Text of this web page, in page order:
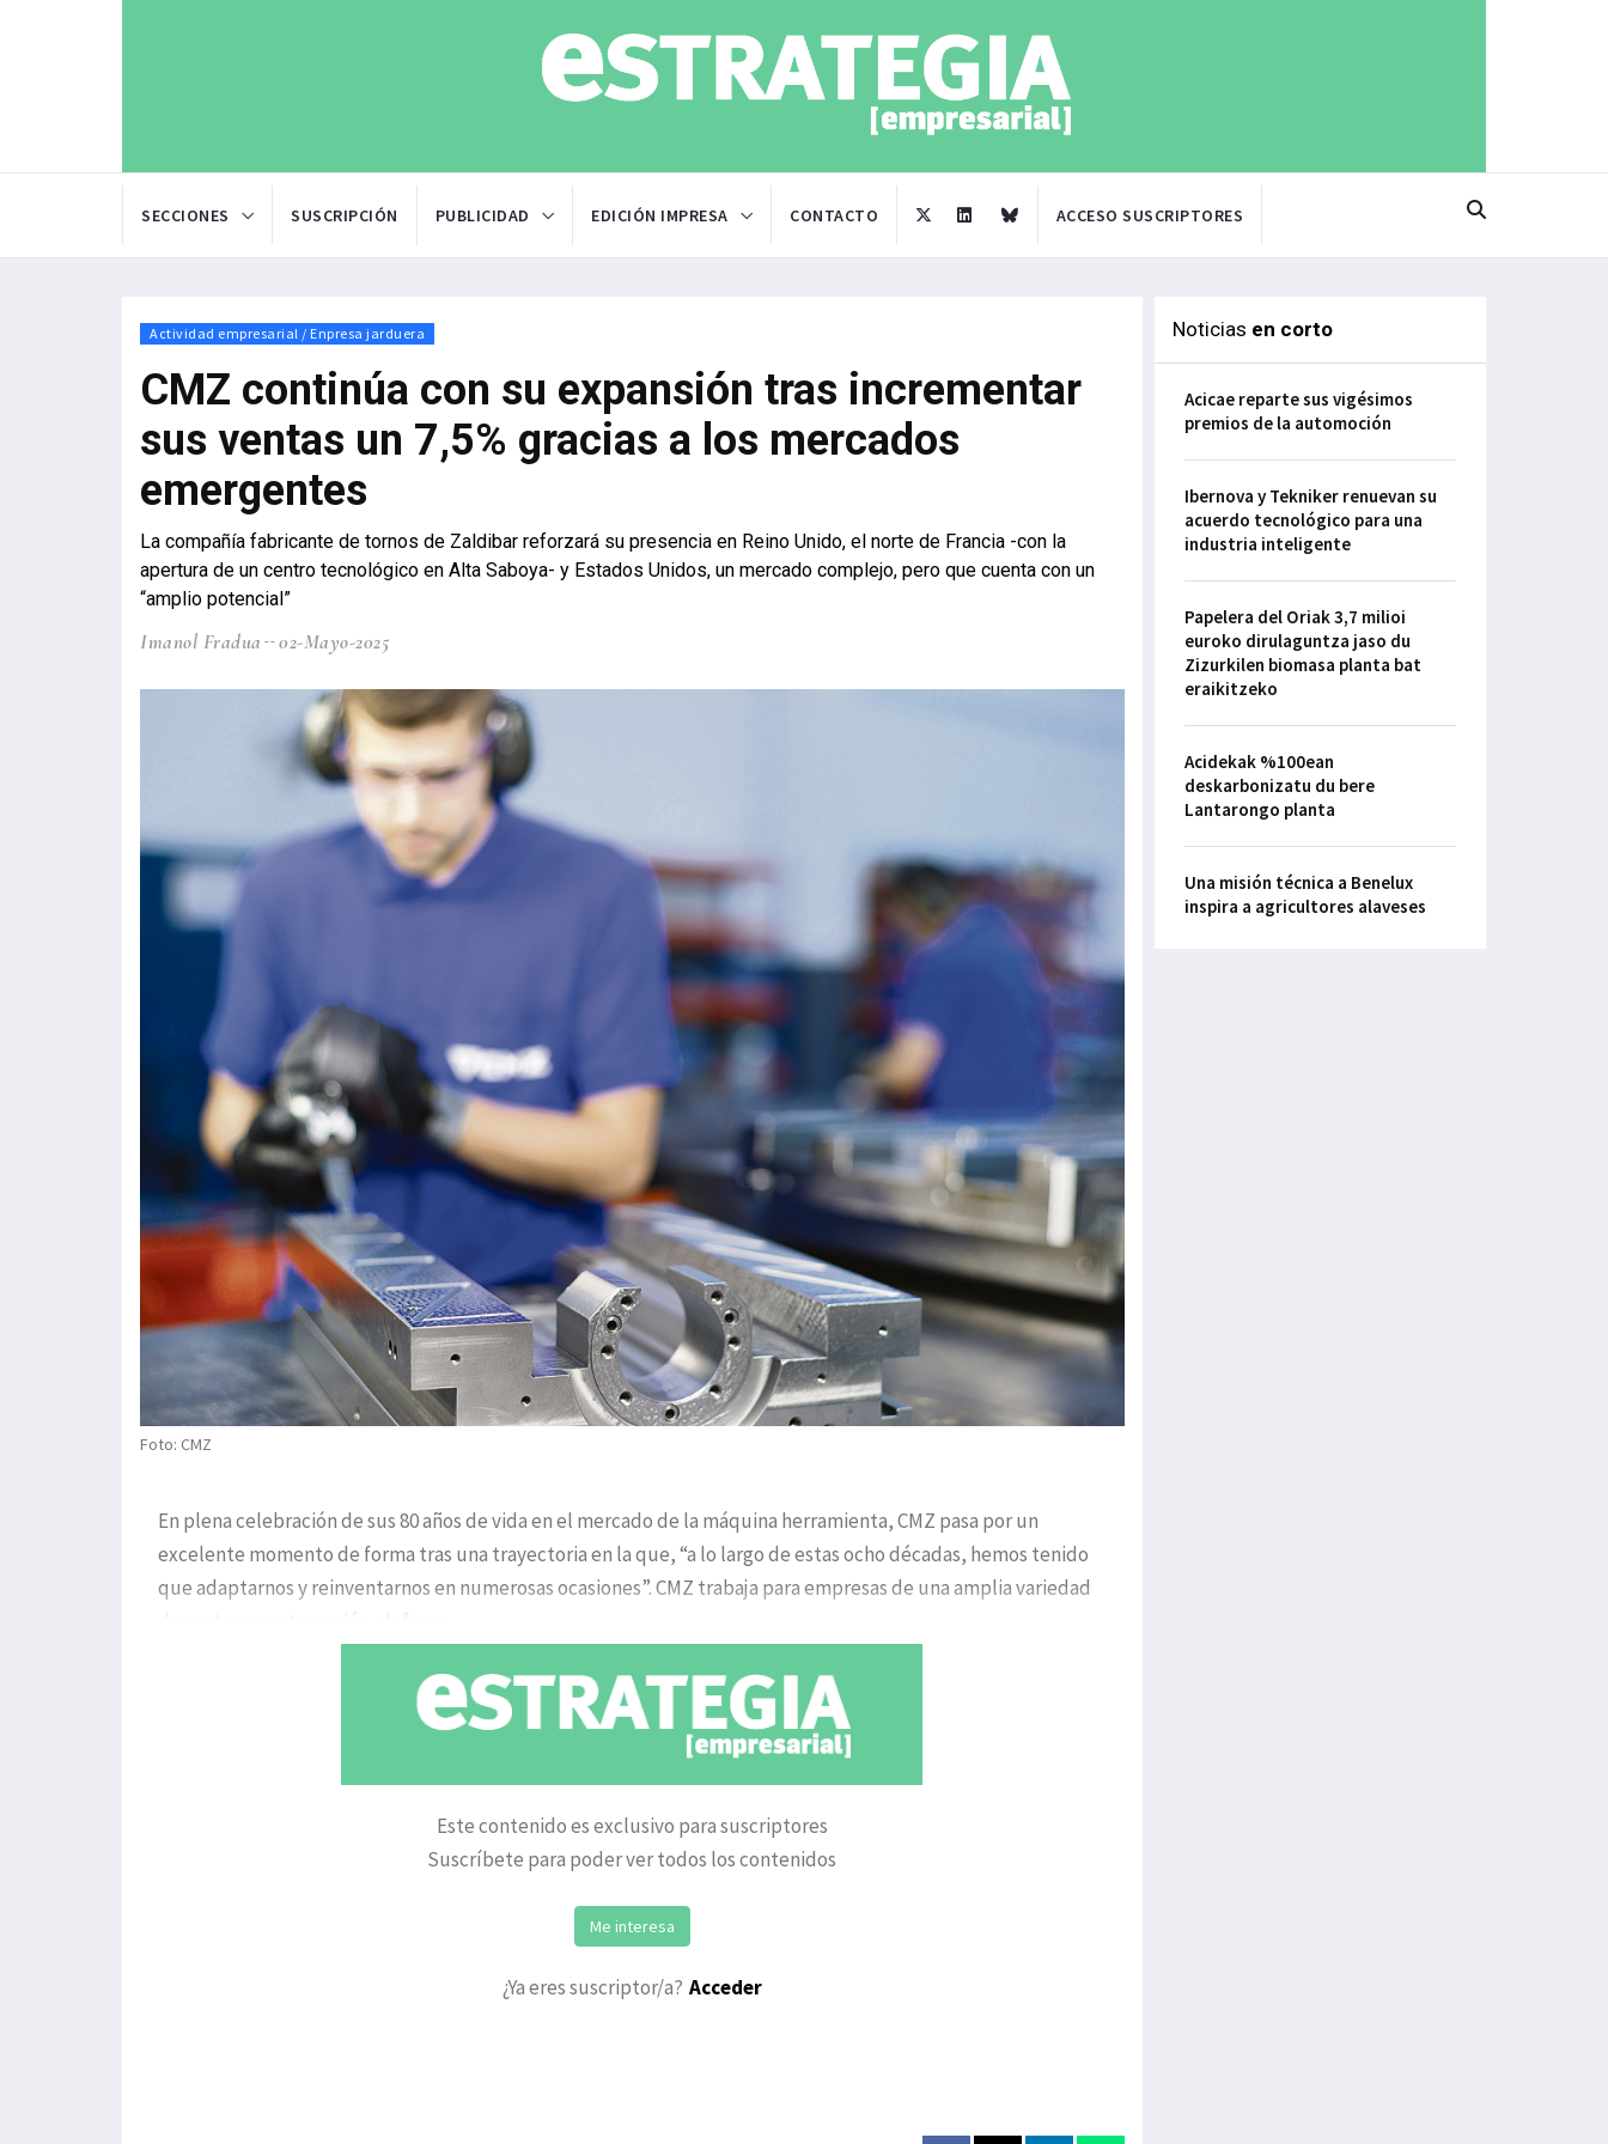
SECCIONES SUSCRIPCIÓN PUBLICIDAD EDICIÓN IMPRESA CONTACTO ACCESO SUSCRIPTORES
Actividad empresarial / Enpresa jarduera
CMZ continúa con su expansión tras incrementar
sus ventas un 7,5% gracias a los mercados
emergentes
La compañía fabricante de tornos de Zaldibar reforzará su presencia en Reino Unido, el norte de Francia -con la
apertura de un centro tecnológico en Alta Saboya- y Estados Unidos, un mercado complejo, pero que cuenta con un
“amplio potencial”
Imanol Fradua 02-Mayo-2025
Foto: CMZ
En plena celebración de sus 80 años de vida en el mercado de la máquina herramienta, CMZ pasa por un
excelente momento de forma tras una trayectoria en la que, “a lo largo de estas ocho décadas, hemos tenido
que adaptarnos y reinventarnos en numerosas ocasiones”. CMZ trabaja para empresas de una amplia variedad
de sectores: automoción, defensa,
Este contenido es exclusivo para suscriptores
Suscríbete para poder ver todos los contenidos
Me interesa
¿Ya eres suscriptor/a? Acceder
Noticias en corto
Acicae reparte sus vigésimos
premios de la automoción
Ibernova y Tekniker renuevan su
acuerdo tecnológico para una
industria inteligente
Papelera del Oriak 3,7 milioi
euroko dirulaguntza jaso du
Zizurkilen biomasa planta bat
eraikitzeko
Acidekak %100ean
deskarbonizatu du bere
Lantarongo planta
Una misión técnica a Benelux
inspira a agricultores alaveses